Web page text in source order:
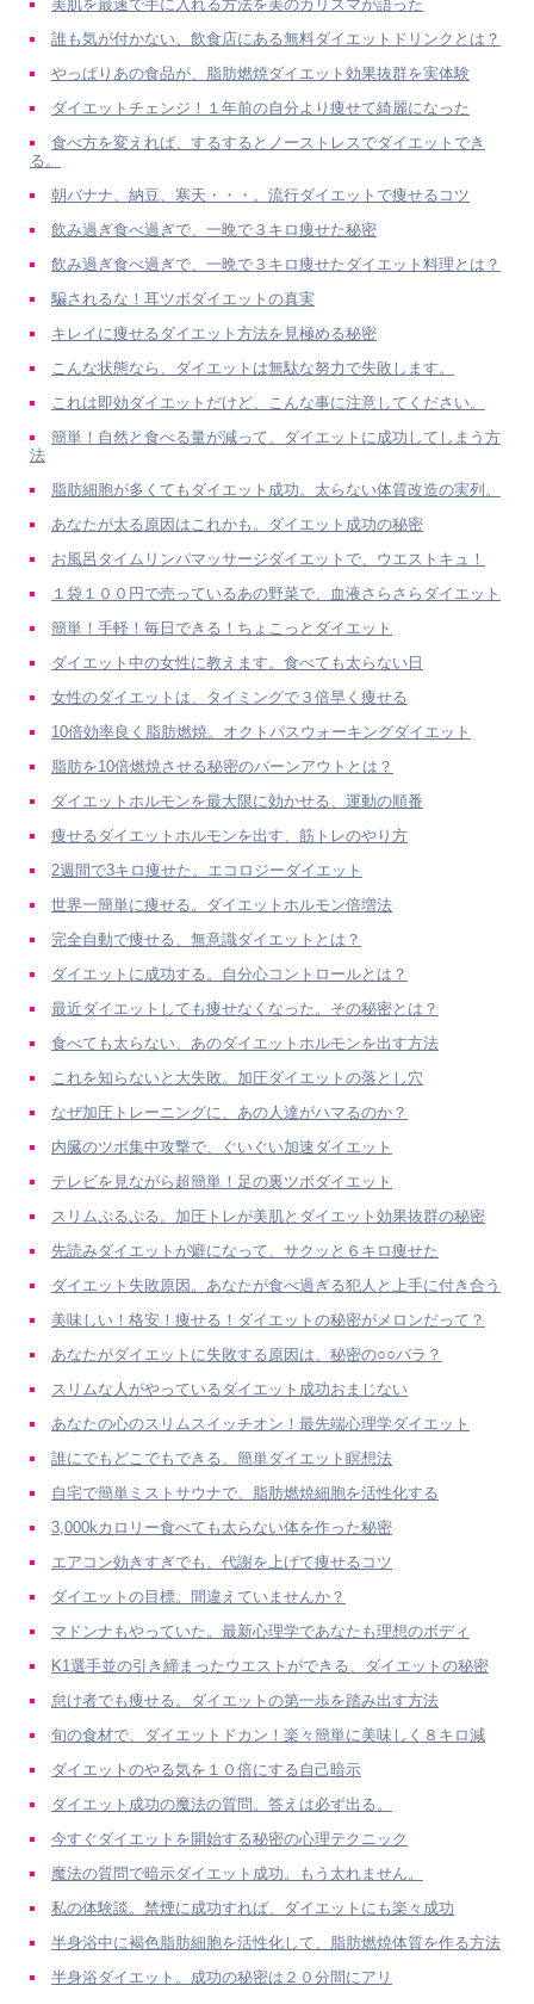
美肌を最速で手に入れる方法を美のカリスマが語った
誰も気が付かない、飲食店にある無料ダイエットドリンクとは？
やっぱりあの食品が、脂肪燃焼ダイエット効果抜群を実体験
ダイエットチェンジ！１年前の自分より痩せて綺麗になった
食べ方を変えれば、するするとノーストレスでダイエットでき
る。
朝バナナ、納豆、寒天・・・。流行ダイエットで痩せるコツ
飲み過ぎ食べ過ぎで、一晩で３キロ痩せた秘密
飲み過ぎ食べ過ぎで、一晩で３キロ痩せたダイエット料理とは？
騙されるな！耳ツボダイエットの真実
キレイに痩せるダイエット方法を見極める秘密
こんな状態なら、ダイエットは無駄な努力で失敗します。
これは即効ダイエットだけど、こんな事に注意してください。
簡単！自然と食べる量が減って、ダイエットに成功してしまう方
法
脂肪細胞が多くてもダイエット成功。太らない体質改造の実列。
あなたが太る原因はこれかも。ダイエット成功の秘密
お風呂タイムリンパマッサージダイエットで、ウエストキュ！
１袋１００円で売っているあの野菜で、血液さらさらダイエット
簡単！手軽！毎日できる！ちょこっとダイエット
ダイエット中の女性に教えます。食べても太らない日
女性のダイエットは、タイミングで３倍早く痩せる
10倍効率良く脂肪燃焼。オクトパスウォーキングダイエット
脂肪を10倍燃焼させる秘密のバーンアウトとは？
ダイエットホルモンを最大限に効かせる、運動の順番
痩せるダイエットホルモンを出す、筋トレのやり方
2週間で3キロ痩せた。エコロジーダイエット
世界一簡単に痩せる。ダイエットホルモン倍増法
完全自動で痩せる、無意識ダイエットとは？
ダイエットに成功する。自分心コントロールとは？
最近ダイエットしても痩せなくなった。その秘密とは？
食べても太らない、あのダイエットホルモンを出す方法
これを知らないと大失敗。加圧ダイエットの落とし穴
なぜ加圧トレーニングに、あの人達がハマるのか？
内臓のツボ集中攻撃で、ぐいぐい加速ダイエット
テレビを見ながら超簡単！足の裏ツボダイエット
スリムぷるぷる。加圧トレが美肌とダイエット効果抜群の秘密
先読みダイエットが癖になって、サクッと６キロ痩せた
ダイエット失敗原因。あなたが食べ過ぎる犯人と上手に付き合う
美味しい！格安！痩せる！ダイエットの秘密がメロンだって？
あなたがダイエットに失敗する原因は、秘密の○○バラ？
スリムな人がやっているダイエット成功おまじない
あなたの心のスリムスイッチオン！最先端心理学ダイエット
誰にでもどこでもできる、簡単ダイエット瞑想法
自宅で簡単ミストサウナで、脂肪燃焼細胞を活性化する
3,000kカロリー食べても太らない体を作った秘密
エアコン効きすぎでも、代謝を上げて痩せるコツ
ダイエットの目標。間違えていませんか？
マドンナもやっていた。最新心理学であなたも理想のボディ
K1選手並の引き締まったウエストができる、ダイエットの秘密
怠け者でも痩せる。ダイエットの第一歩を踏み出す方法
旬の食材で、ダイエットドカン！楽々簡単に美味しく８キロ減
ダイエットのやる気を１０倍にする自己暗示
ダイエット成功の魔法の質問。答えは必ず出る。
今すぐダイエットを開始する秘密の心理テクニック
魔法の質問で暗示ダイエット成功。もう太れません。
私の体験談。禁煙に成功すれば、ダイエットにも楽々成功
半身浴中に褐色脂肪細胞を活性化して、脂肪燃焼体質を作る方法
半身浴ダイエット。成功の秘密は２０分間にアリ